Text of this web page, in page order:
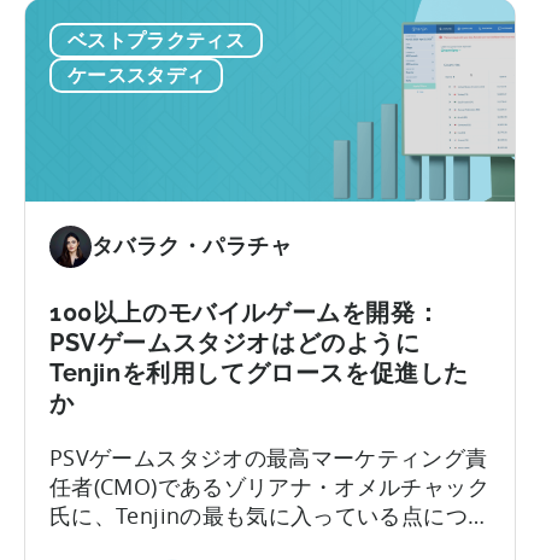
始
ま
る
アでアプリに注目してもらったり、効果的
な広告を掲載したりするには、運だけでは
不十分です。しかし、Pythonのようなツー
ル
マ
ー
グ
た
め
の
Python
使
い
方
に
ベストプラクティス
ケーススタディ
タバラク・パラチャ
100以上のモバイルゲームを開発：
PSVゲームスタジオはどのように
Tenjinを利用してグロースを促進した
か
PSVゲームスタジオの最高マーケティング責
任者(CMO)であるゾリアナ・オメルチャック
氏に、Tenjinの最も気に入っている点につい